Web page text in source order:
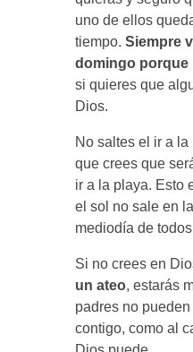
uno de ellos
tiempo. Siempre
domingo porque
si quieres que
Dios.
No saltes el ir a
que crees que
ir a la playa. Esto
el sol no sale en
mediodía de
Si no crees en
un ateo, estarás
padres no
contigo, como al